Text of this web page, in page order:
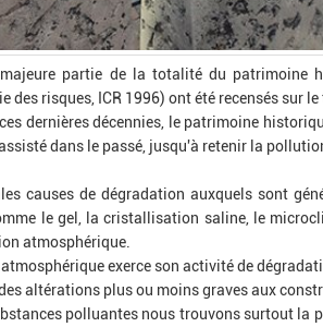
partie de la totalité du patrimoine
des risques, ICR 1996) ont été recensés sur
dernières décennies, le patrimoine
dans le passé, jusqu'à retenir la
causes de dégradation auxquels sont
le gel, la cristallisation saline, le
atmosphérique.
atmosphérique exerce son activité de
altérations plus ou moins graves aux
polluantes nous trouvons surtout la